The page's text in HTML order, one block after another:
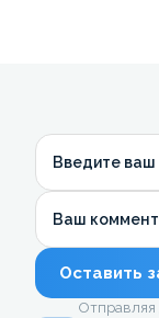
Введите
Ваш
Оставить
Отправляя